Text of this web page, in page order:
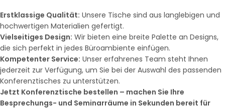
Erstklassige Qualität: Unsere Tische sind aus langlebigen und
hochwertigen Materialien gefertigt.
Vielseitiges Design: Wir bieten eine breite Palette an Designs,
die sich perfekt in jedes Büroambiente einfügen.
Kompetenter Service: Unser erfahrenes Team steht Ihnen
jederzeit zur Verfügung, um Sie bei der Auswahl des passenden
Konferenztisches zu unterstützen.
Jetzt Konferenztische bestellen – machen Sie Ihre
Besprechungs- und Seminarräume in Sekunden bereit für